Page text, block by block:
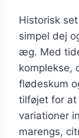
Historisk
simpel dej
æg. Med
komplekse,
flødeskum
tilføjet for at
variationer
marengs,